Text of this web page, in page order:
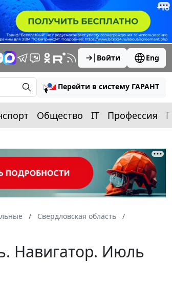
Войти Eng
Перейти в систему ГАРАНТ
Общество IT Профессия
Свердловская область
Навигатор. Июль